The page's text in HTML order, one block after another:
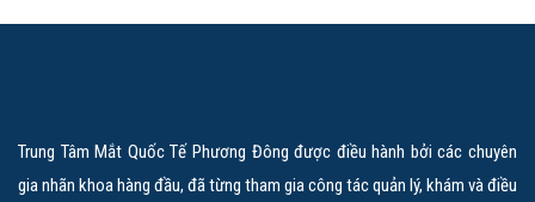
Trung Tâm Mắt Quốc Tế Phương Đông được điều hành bởi các chuyên
gia nhãn khoa hàng đầu, đã từng tham gia công tác quản lý, khám và điều